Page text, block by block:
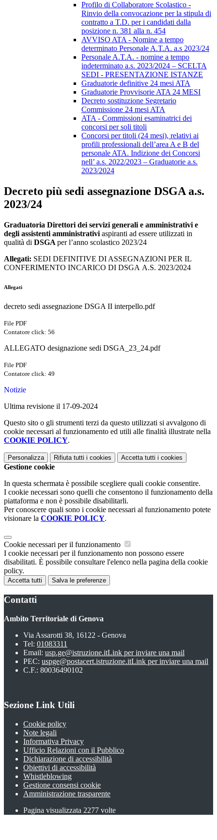
Profilo di Collaboratore Scolastico -
Rinvio della convocazione per la stipula di
contratto a T.D. per i candidati dalla
posizione n. 381 alla n. 454
AVVISO ATA - Nomine a tempo
determinato Personale A.T.A. a.s 2023/24
Personale A.T.A. - nomine a tempo
indeterminato a.s. 2023/2024 – SCELTA
SEDI - PRESENTAZIONE ISTANZE
Graduatorie definitive 24 mesi ATA
Graduatorie Provvisorie ATA 24 MESI
Decreto sostituzione Segretario
Commissione 24 mesi ATA
ATA - Commissioni esaminatrici dei
concorsi per soli titoli
Concorsi per titoli (24 mesi), relativi ai
profili professionali dell’area A e B del
personale ATA. Indizione dei Concorsi
nell’ a.s. 2022/2023 – Graduatorie a.s.
2023/2024
Decreto più sedi assegnazione DSGA a.s.
2023/24
Graduatoria Direttori dei servizi generali e amministrativi e
degli assistenti amministrativi aspiranti ad essere utilizzati in
qualità di DSGA per l’anno scolastico 2023/24
Allegati: SEDI DEFINITIVE DI ASSEGNAZIONI PER IL
CONFERIMENTO INCARICO DI DSGA A.S. 2023/2024
Allegati
decreto sedi assegnazione DSGA II interpello.pdf
File PDF
Contatore click: 56
ALLEGATO designazione sedi DSGA_23_24.pdf
File PDF
Contatore click: 49
Notizie
Ultima revisione il 17-09-2024
Questo sito o gli strumenti terzi da questo utilizzati si avvalgono di
cookie necessari al funzionamento ed utili alle finalità illustrate nella
COOKIE POLICY.
Personalizza Rifiuta tutti i cookies Accetta tutti i cookies
Gestione cookie
In questa schermata è possibile scegliere quali cookie consentire.
I cookie necessari sono quelli che consentono il funzionamento della
piattaforma e non è possibile disabilitarli.
Per conoscere quali sono i cookie necessari al funzionamento potete
visionare la COOKIE POLICY.
Cookie necessari per il funzionamento
I cookie necessari per il funzionamento non possono essere
disabilitati. È possibile consultare l'elenco nella pagina della cookie
policy.
Accetta tutti Salva le preferenze
Contatti
Ambito Territoriale di Genova
Via Assarotti 38, 16122 - Genova
Tel: 01083311
Email: usp.ge@istruzione.itLink per inviare una mail
PEC: uspge@postacert.istruzione.itLink per inviare una mail
C.F.: 80036490102
Sezione Link Utili
Cookie policy
Note legali
Informativa Privacy
Ufficio Relazioni con il Pubblico
Dichiarazione di accessibilità
Obiettivi di accessibilità
Whistleblowing
Gestione consensi cookie
Amministrazione trasparente
Pagina visualizzata 2277 volte